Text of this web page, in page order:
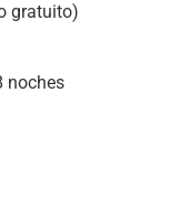
gratuito)
noches